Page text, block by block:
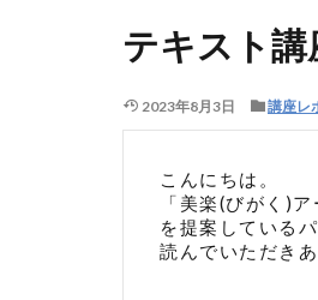
テキスト講
2023年8月3日 講座レ
こんにちは。
「美楽(びがく)
を提案している
読んでいただき